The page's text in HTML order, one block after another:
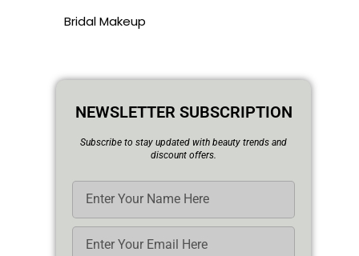
Bridal Makeup
NEWSLETTER SUBSCRIPTION
Subscribe to stay updated with beauty trends and
discount offers.